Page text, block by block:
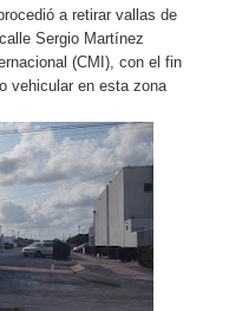
a retirar vallas de
Sergio Martínez
(CMI), con el fin
vehicular en esta zona